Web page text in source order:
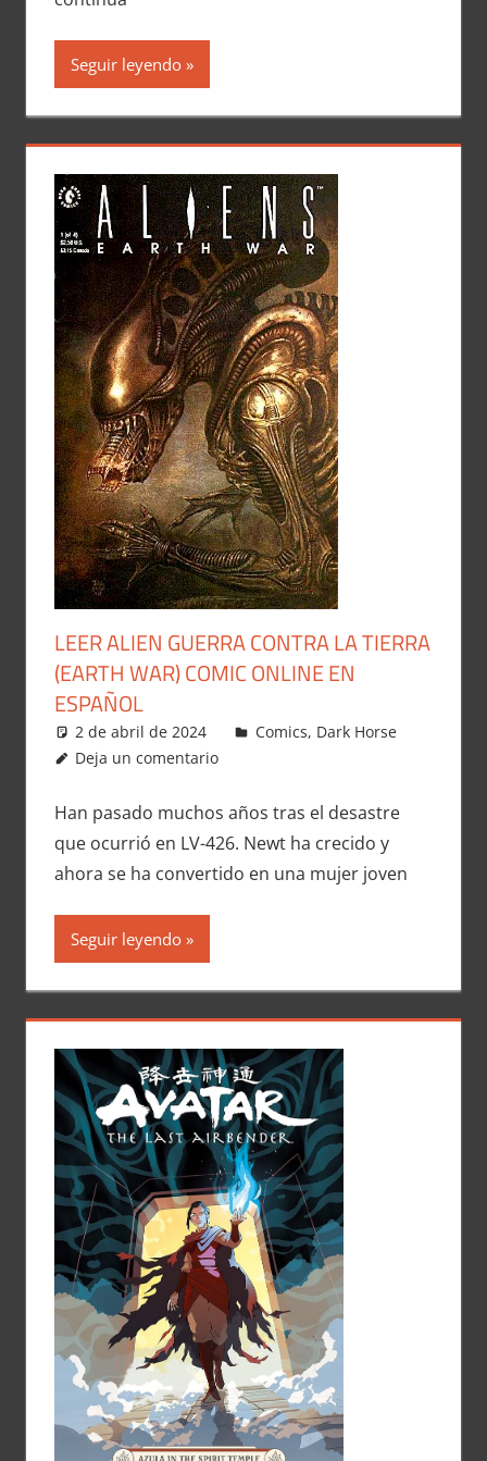
Seguir leyendo
LEER ALIEN GUERRA CONTRA LA TIERRA
(EARTH WAR) COMIC ONLINE EN
ESPAÑOL
2 de abril de 2024 Carlitox Banana
Comics, Dark Horse
Deja un comentario
Han pasado muchos años tras el desastre
que ocurrió en LV-426. Newt ha crecido y
ahora se ha convertido en una mujer joven
Seguir leyendo